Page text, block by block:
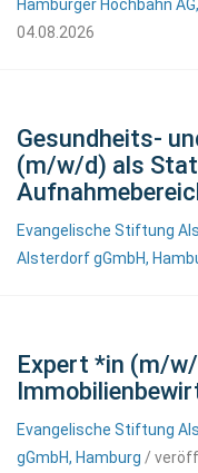
Hamburger Hochbahn
04.08.2026
Gesundheits-
(m/w/d) als
Evangelische Stiftung
Alsterdorf gGmbH,
Expert *in (m/
Evangelische Stiftung
gGmbH, Hamburg /